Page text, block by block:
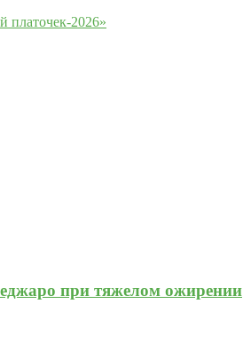
платочек-2026»
при тяжелом ожирении